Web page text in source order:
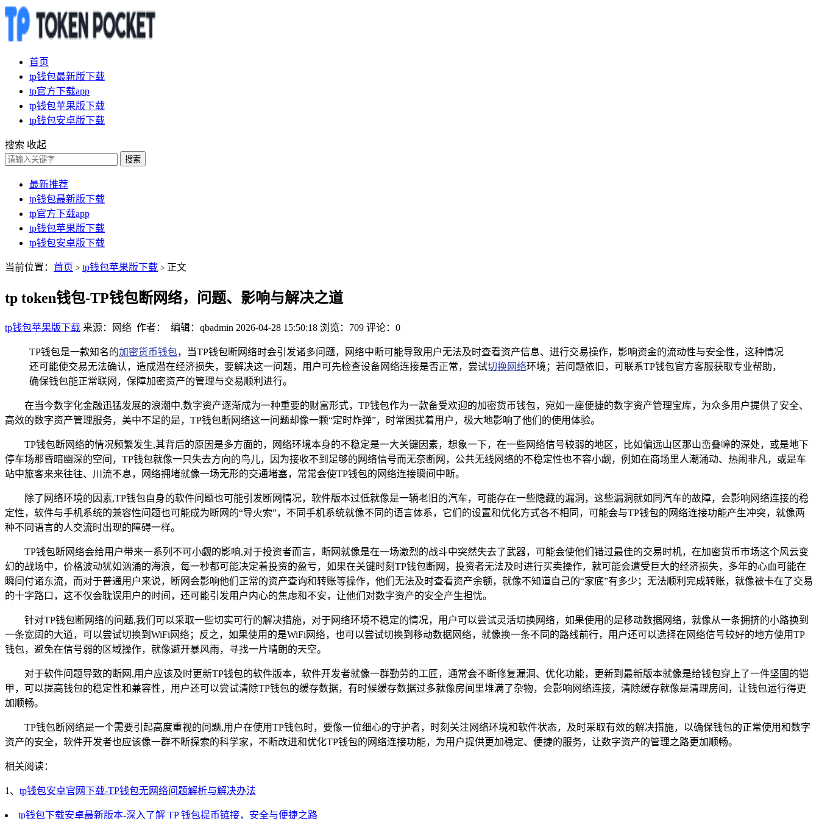
首页
tp钱包最新版下载
tp官方下载app
tp钱包苹果版下载
tp钱包安卓版下载
搜索 收起
搜索
最新推荐
tp钱包最新版下载
tp官方下载app
tp钱包苹果版下载
tp钱包安卓版下载
当前位置： 首页 > tp钱包苹果版下载 > 正文
tp token钱包-TP钱包断网络，问题、影响与解决之道
tp钱包苹果版下载 来源：网络 作者： 编辑：qbadmin 2026-04-28 15:50:18 浏览：709 评论：0
TP钱包是一款知名的加密货币钱包，当TP钱包断网络时会引发诸多问题，网络中断可能导致用户无法及时查看资产信息、进行交易操作，影响资金的流动性与安全性，这种情况
还可能使交易无法确认，造成潜在经济损失，要解决这一问题，用户可先检查设备网络连接是否正常，尝试切换网络环境；若问题依旧，可联系TP钱包官方客服获取专业帮助，
确保钱包能正常联网，保障加密资产的管理与交易顺利进行。
在当今数字化金融迅猛发展的浪潮中,数字资产逐渐成为一种重要的财富形式，TP钱包作为一款备受欢迎的加密货币钱包，宛如一座便捷的数字资产管理宝库，为众多用户提供了安全、
高效的数字资产管理服务，美中不足的是，TP钱包断网络这一问题却像一颗“定时炸弹”，时常困扰着用户，极大地影响了他们的使用体验。
TP钱包断网络的情况频繁发生,其背后的原因是多方面的，网络环境本身的不稳定是一大关键因素，想象一下，在一些网络信号较弱的地区，比如偏远山区那山峦叠嶂的深处，或是地下
停车场那昏暗幽深的空间，TP钱包就像一只失去方向的鸟儿，因为接收不到足够的网络信号而无奈断网，公共无线网络的不稳定性也不容小觑，例如在商场里人潮涌动、热闹非凡，或是车
站中旅客来来往往、川流不息，网络拥堵就像一场无形的交通堵塞，常常会使TP钱包的网络连接瞬间中断。
除了网络环境的因素,TP钱包自身的软件问题也可能引发断网情况，软件版本过低就像是一辆老旧的汽车，可能存在一些隐藏的漏洞，这些漏洞就如同汽车的故障，会影响网络连接的稳
定性，软件与手机系统的兼容性问题也可能成为断网的“导火索”，不同手机系统就像不同的语言体系，它们的设置和优化方式各不相同，可能会与TP钱包的网络连接功能产生冲突，就像两
种不同语言的人交流时出现的障碍一样。
TP钱包断网络会给用户带来一系列不可小觑的影响,对于投资者而言，断网就像是在一场激烈的战斗中突然失去了武器，可能会使他们错过最佳的交易时机，在加密货币市场这个风云变
幻的战场中，价格波动犹如汹涌的海浪，每一秒都可能决定着投资的盈亏，如果在关键时刻TP钱包断网，投资者无法及时进行买卖操作，就可能会遭受巨大的经济损失，多年的心血可能在
瞬间付诸东流，而对于普通用户来说，断网会影响他们正常的资产查询和转账等操作，他们无法及时查看资产余额，就像不知道自己的“家底”有多少；无法顺利完成转账，就像被卡在了交易
的十字路口，这不仅会耽误用户的时间，还可能引发用户内心的焦虑和不安，让他们对数字资产的安全产生担忧。
针对TP钱包断网络的问题,我们可以采取一些切实可行的解决措施，对于网络环境不稳定的情况，用户可以尝试灵活切换网络，如果使用的是移动数据网络，就像从一条拥挤的小路换到
一条宽阔的大道，可以尝试切换到WiFi网络；反之，如果使用的是WiFi网络，也可以尝试切换到移动数据网络，就像换一条不同的路线前行，用户还可以选择在网络信号较好的地方使用TP
钱包，避免在信号弱的区域操作，就像避开暴风雨，寻找一片晴朗的天空。
对于软件问题导致的断网,用户应该及时更新TP钱包的软件版本，软件开发者就像一群勤劳的工匠，通常会不断修复漏洞、优化功能，更新到最新版本就像是给钱包穿上了一件坚固的铠
甲，可以提高钱包的稳定性和兼容性，用户还可以尝试清除TP钱包的缓存数据，有时候缓存数据过多就像房间里堆满了杂物，会影响网络连接，清除缓存就像是清理房间，让钱包运行得更
加顺畅。
TP钱包断网络是一个需要引起高度重视的问题,用户在使用TP钱包时，要像一位细心的守护者，时刻关注网络环境和软件状态，及时采取有效的解决措施，以确保钱包的正常使用和数字
资产的安全，软件开发者也应该像一群不断探索的科学家，不断改进和优化TP钱包的网络连接功能，为用户提供更加稳定、便捷的服务，让数字资产的管理之路更加顺畅。
相关阅读：
1、 tp钱包安卓官网下载-TP钱包无网络问题解析与解决办法
tp钱包下载安卓最新版本-深入了解 TP 钱包提币链接，安全与便捷之路